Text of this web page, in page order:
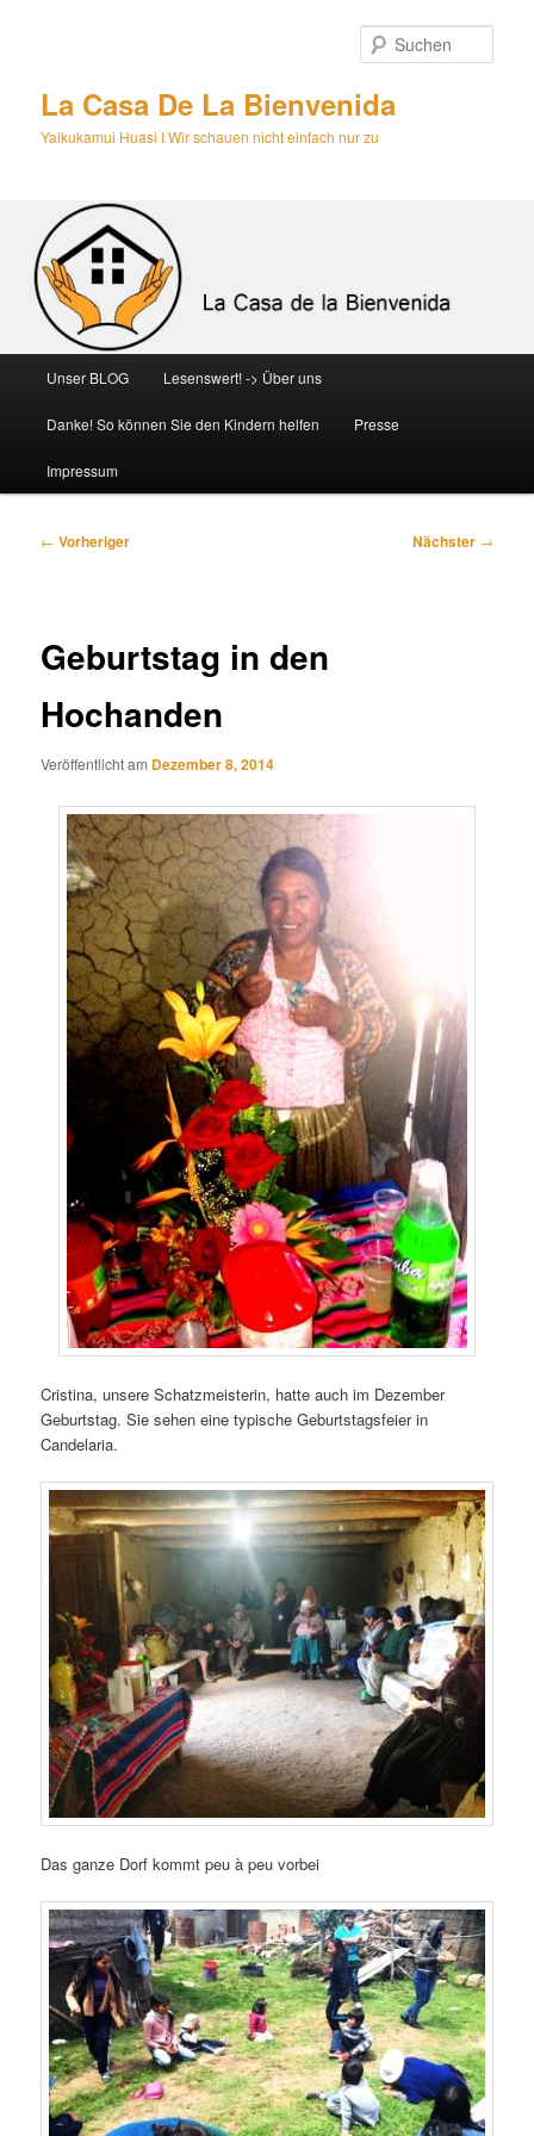
La Casa De La Bienvenida
Yaikukamui Huasi I Wir schauen nicht einfach nur zu
Unser BLOG Lesenswert! -> Über uns
Danke! So können Sie den Kindern helfen Presse
Impressum
Beitragsnavigation
← Vorheriger Nächster →
Geburtstag in den
Hochanden
Veröffentlicht am Dezember 8, 2014
Cristina, unsere Schatzmeisterin, hatte auch im Dezember
Geburtstag. Sie sehen eine typische Geburtstagsfeier in
Candelaria.
Das ganze Dorf kommt peu à peu vorbei